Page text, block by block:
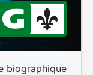
biographique